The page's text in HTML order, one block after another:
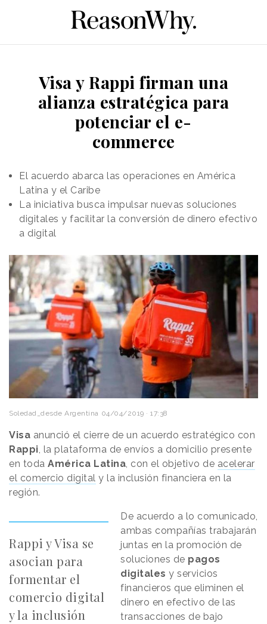
Visa y Rappi firman una
alianza estratégica para
potenciar el e-
commerce
El acuerdo abarca las operaciones en América
Latina y el Caribe
La iniciativa busca impulsar nuevas soluciones
digitales y facilitar la conversión de dinero efectivo
a digital
Soledad_desde Argentina 04/04/2019 · 17:38
Visa anunció el cierre de un acuerdo estratégico con
Rappi, la plataforma de envíos a domicilio presente
en toda América Latina, con el objetivo de acelerar
el comercio digital y la inclusión financiera en la
región.
Rappi y Visa se
asocian para
formentar el
comercio digital
y la inclusión
De acuerdo a lo comunicado,
ambas compañías trabajarán
juntas en la promoción de
soluciones de pagos
digitales y servicios
financieros que eliminen el
dinero en efectivo de las
transacciones de bajo